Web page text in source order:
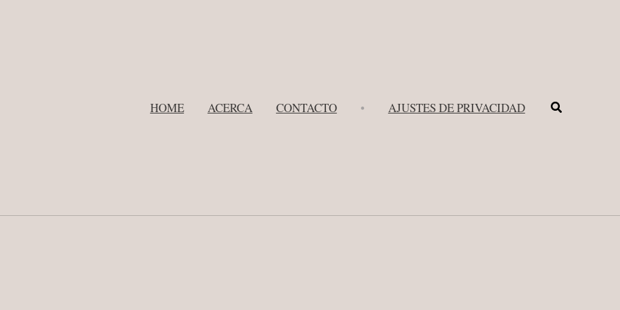
HOME ACERCA CONTACTO • AJUSTES DE PRIVACIDAD Buscar